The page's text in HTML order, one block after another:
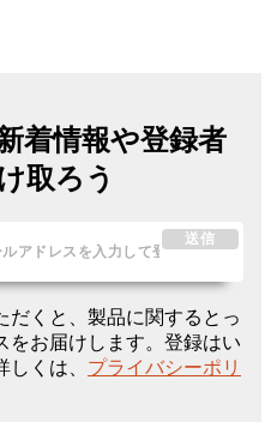
着情報や登録者
取ろう
送信
だくと、製品に関するとっ
をお届けします。登録はい
くは、 プライバシーポリ